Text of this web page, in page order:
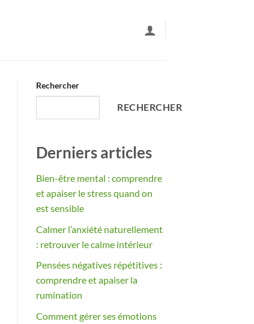
Rechercher
RECHERCHER
Derniers articles
Bien-être mental : comprendre
et apaiser le stress quand on
est sensible
Calmer l’anxiété naturellement
: retrouver le calme intérieur
Pensées négatives répétitives :
comprendre et apaiser la
rumination
Comment gérer ses émotions